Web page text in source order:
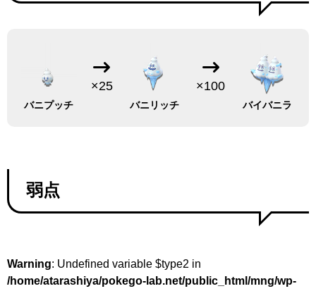
バニプッチ
×25
バニリッチ
×100
バイバニラ
弱点
Warning: Undefined variable $type2 in
/home/atarashiya/pokego-lab.net/public_html/mng/wp-